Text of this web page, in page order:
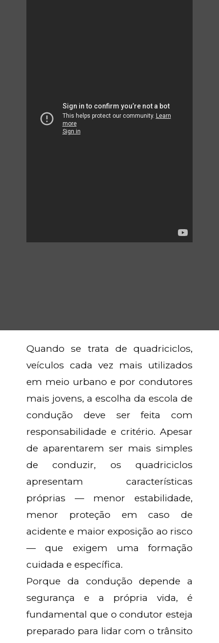
Quando se trata de quadriciclos,
veículos cada vez mais utilizados
em meio urbano e por condutores
mais jovens, a escolha da escola de
condução deve ser feita com
responsabilidade e critério. Apesar
de aparentarem ser mais simples
de conduzir, os quadriciclos
apresentam características
próprias — menor estabilidade,
menor proteção em caso de
acidente e maior exposição ao risco
— que exigem uma formação
cuidada e específica.
Porque da condução depende a
segurança e a própria vida, é
fundamental que o condutor esteja
preparado para lidar com o trânsito